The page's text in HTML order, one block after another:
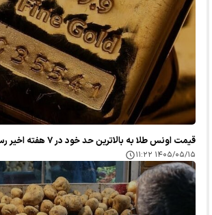
قیمت اونس طلا به بالاترین حد خود در ۷ هفته اخیر رسید
۱۴۰۵/۰۵/۱۵ ۱۱:۲۲